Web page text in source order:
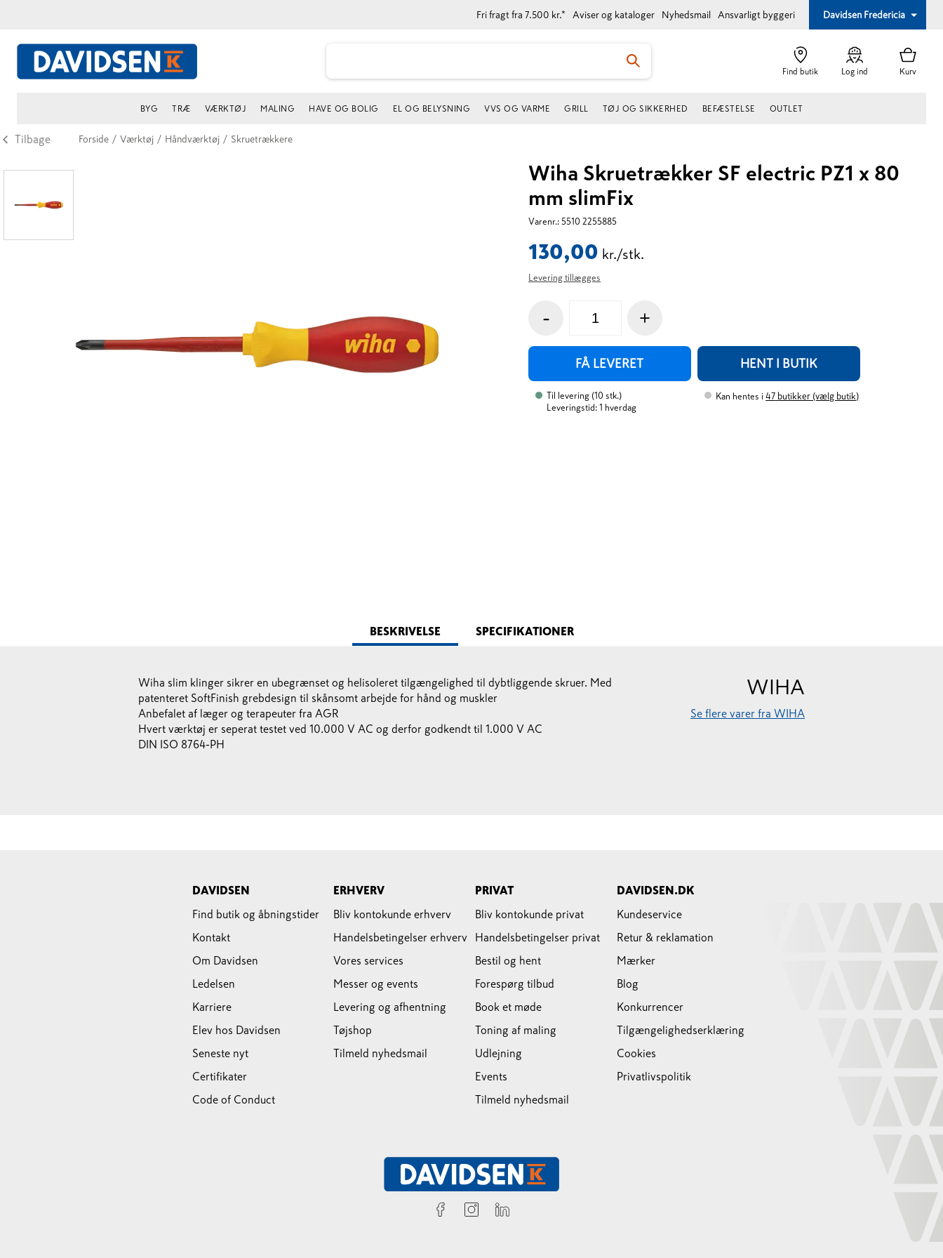
Fri fragt fra 7.500 kr.* Aviser og kataloger Nyhedsmail Ansvarligt byggeri Davidsen Fredericia
Find butik Log ind Kurv
BYG TRÆ VÆRKTØJ MALING HAVE OG BOLIG EL OG BELYSNING VVS OG VARME GRILL TØJ OG SIKKERHED BEFÆSTELSE OUTLET
Tilbage Forside / Værktøj / Håndværktøj / Skruetrækkere
Wiha Skruetrækker SF electric PZ1 x 80
mm slimFix
Varenr.: 5510 2255885
130,00 kr./stk.
Levering tillægges
- +
FÅ LEVERET HENT I BUTIK
Til levering (10 stk.)
Leveringstid: 1 hverdag
Kan hentes i 47 butikker (vælg butik)
BESKRIVELSE SPECIFIKATIONER
Wiha slim klinger sikrer en ubegrænset og helisoleret tilgængelighed til dybtliggende skruer. Med
patenteret SoftFinish grebdesign til skånsomt arbejde for hånd og muskler
Anbefalet af læger og terapeuter fra AGR
Hvert værktøj er seperat testet ved 10.000 V AC og derfor godkendt til 1.000 V AC
DIN ISO 8764-PH
WIHA
Se flere varer fra WIHA
DAVIDSEN
Find butik og åbningstider
Kontakt
Om Davidsen
Ledelsen
Karriere
Elev hos Davidsen
Seneste nyt
Certifikater
Code of Conduct
ERHVERV
Bliv kontokunde erhverv
Handelsbetingelser erhverv
Vores services
Messer og events
Levering og afhentning
Tøjshop
Tilmeld nyhedsmail
PRIVAT
Bliv kontokunde privat
Handelsbetingelser privat
Bestil og hent
Forespørg tilbud
Book et møde
Toning af maling
Udlejning
Events
Tilmeld nyhedsmail
DAVIDSEN.DK
Kundeservice
Retur & reklamation
Mærker
Blog
Konkurrencer
Tilgængelighedserklæring
Cookies
Privatlivspolitik